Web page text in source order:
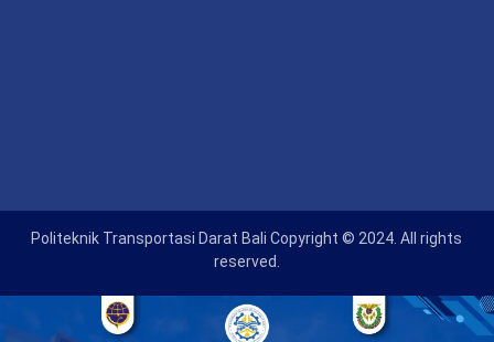
Politeknik Transportasi Darat Bali Copyright © 2024. All rights
reserved.